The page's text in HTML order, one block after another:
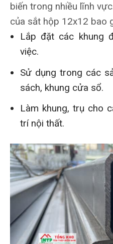
biến trong nhiều lĩnh
của sắt hộp 12x12 bao
Lắp đặt các khung
việc.
Sử dụng trong các
sách, khung cửa sổ.
Làm khung, trụ cho
trí nội thất.